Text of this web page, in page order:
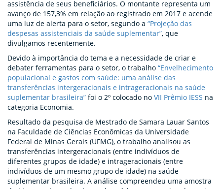
assistência de seus beneficiários. O montante representa um
avanço de 157,3% em relação ao registrado em 2017 e acende
uma luz de alerta para o setor, segundo a “Projeção das
despesas assistenciais da saúde suplementar”, que
divulgamos recentemente.
Devido à importância do tema e a necessidade de criar e
debater ferramentas para o setor, o trabalho “Envelhecimento
populacional e gastos com saúde: uma análise das
transferências intergeracionais e intrageracionais na saúde
suplementar brasileira” foi o 2º colocado no VII Prêmio IESS na
categoria Economia.
Resultado da pesquisa de Mestrado de Samara Lauar Santos
na Faculdade de Ciências Econômicas da Universidade
Federal de Minas Gerais (UFMG), o trabalho analisou as
transferências intergeracionais (entre indivíduos de
diferentes grupos de idade) e intrageracionais (entre
indivíduos de um mesmo grupo de idade) na saúde
suplementar brasileira. A análise compreendeu uma amostra